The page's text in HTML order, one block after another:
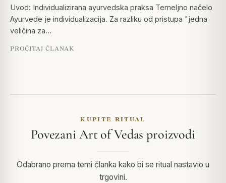
Uvod: Individualizirana ayurvedska praksa Temeljno načelo
Ayurvede je individualizacija. Za razliku od pristupa "jedna
veličina za…
PROČITAJ ČLANAK
KUPITE RITUAL
Povezani Art of Vedas proizvodi
Odabrano prema temi članka kako bi se ritual nastavio u
trgovini.